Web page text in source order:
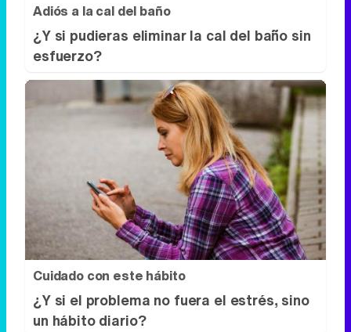
Adiós a la cal del baño
¿Y si pudieras eliminar la cal del baño sin
esfuerzo?
Cuidado con este hábito
¿Y si el problema no fuera el estrés, sino
un hábito diario?